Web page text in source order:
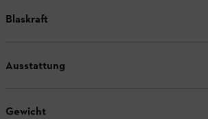
Blaskraft
Ausstattung
Gewicht